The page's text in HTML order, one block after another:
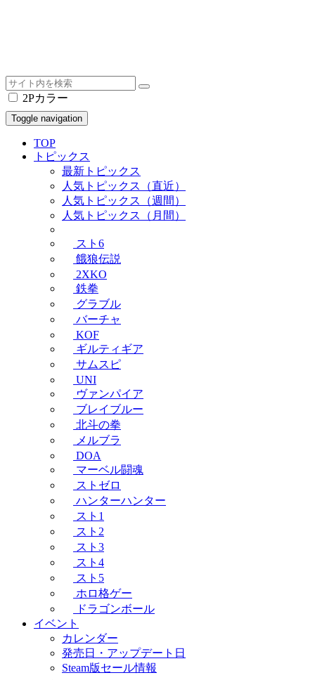
2Pカラー
Toggle navigation
TOP
トピックス
最新トピックス
人気トピックス（直近）
人気トピックス（週間）
人気トピックス（月間）
スト6
餓狼伝説
2XKO
鉄拳
グラブル
バーチャ
KOF
ギルティギア
サムスピ
UNI
ヴァンパイア
ブレイブルー
北斗の拳
メルブラ
DOA
マーベル闘魂
ストゼロ
ハンターハンター
スト1
スト2
スト3
スト4
スト5
ホロ格ゲー
ドラゴンボール
イベント
カレンダー
発売日・アップデート日
Steam版セール情報